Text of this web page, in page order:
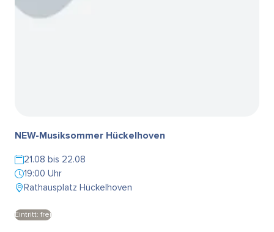
NEW-Musiksommer Hückelhoven
21.08 bis 22.08
19:00 Uhr
Rathausplatz Hückelhoven
Eintritt: frei